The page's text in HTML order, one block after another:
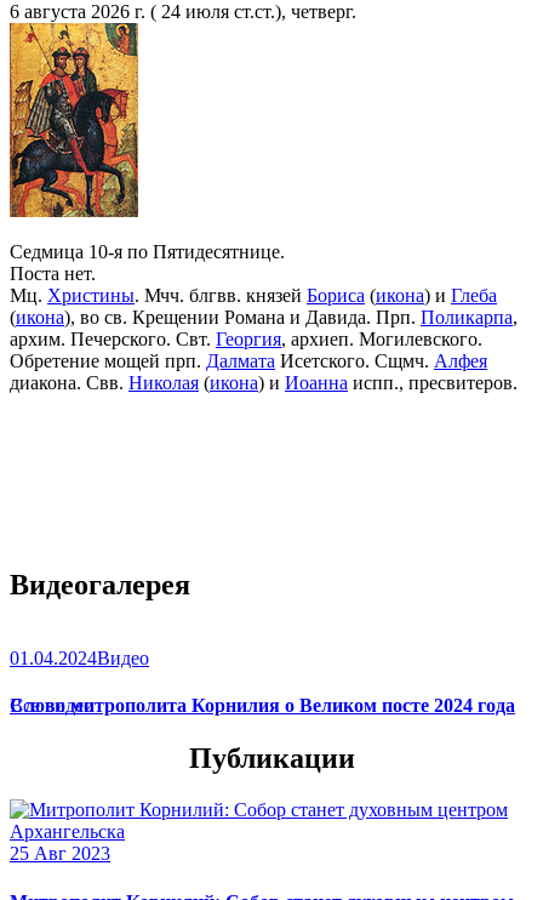
6 августа 2026 г. ( 24 июля ст.ст.), четверг.
Седмица 10-я по Пятидесятнице.
Поста нет.
Мц. Христины. Мчч. блгвв. князей Бориса (икона) и Глеба
(икона), во св. Крещении Романа и Давида. Прп. Поликарпа,
архим. Печерского. Свт. Георгия, архиеп. Могилевского.
Обретение мощей прп. Далмата Исетского. Сщмч. Алфея
диакона. Свв. Николая (икона) и Иоанна испп., пресвитеров.
Видеогалерея
01.04.2024Видео
Слово митрополита Корнилия о Великом посте 2024 года
Все видео
Публикации
25 Авг 2023